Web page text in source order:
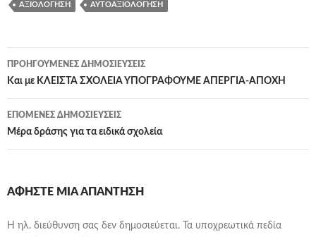
ΑΞΙΟΛΌΓΗΣΗ ΑΥΤΟΑΞΙΟΛΌΓΗΣΗ
Πλοήγηση
άρθρων
ΠΡΟΗΓΟΎΜΕΝΕΣ ΔΗΜΟΣΙΕΎΣΕΙΣ
Και με ΚΛΕΙΣΤΑ ΣΧΟΛΕΙΑ ΥΠΟΓΡΑΦΟΥΜΕ ΑΠΕΡΓΙΑ-ΑΠΟΧΗ
ΕΠΌΜΕΝΕΣ ΔΗΜΟΣΙΕΎΣΕΙΣ
Μέρα δράσης για τα ειδικά σχολεία
ΑΦΉΣΤΕ ΜΙΑ ΑΠΆΝΤΗΣΗ
Η ηλ. διεύθυνση σας δεν δημοσιεύεται.
Τα υποχρεωτικά πεδία